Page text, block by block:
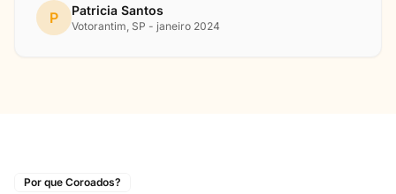
P Patricia Santos
Votorantim, SP - janeiro 2024
Por que Coroados?